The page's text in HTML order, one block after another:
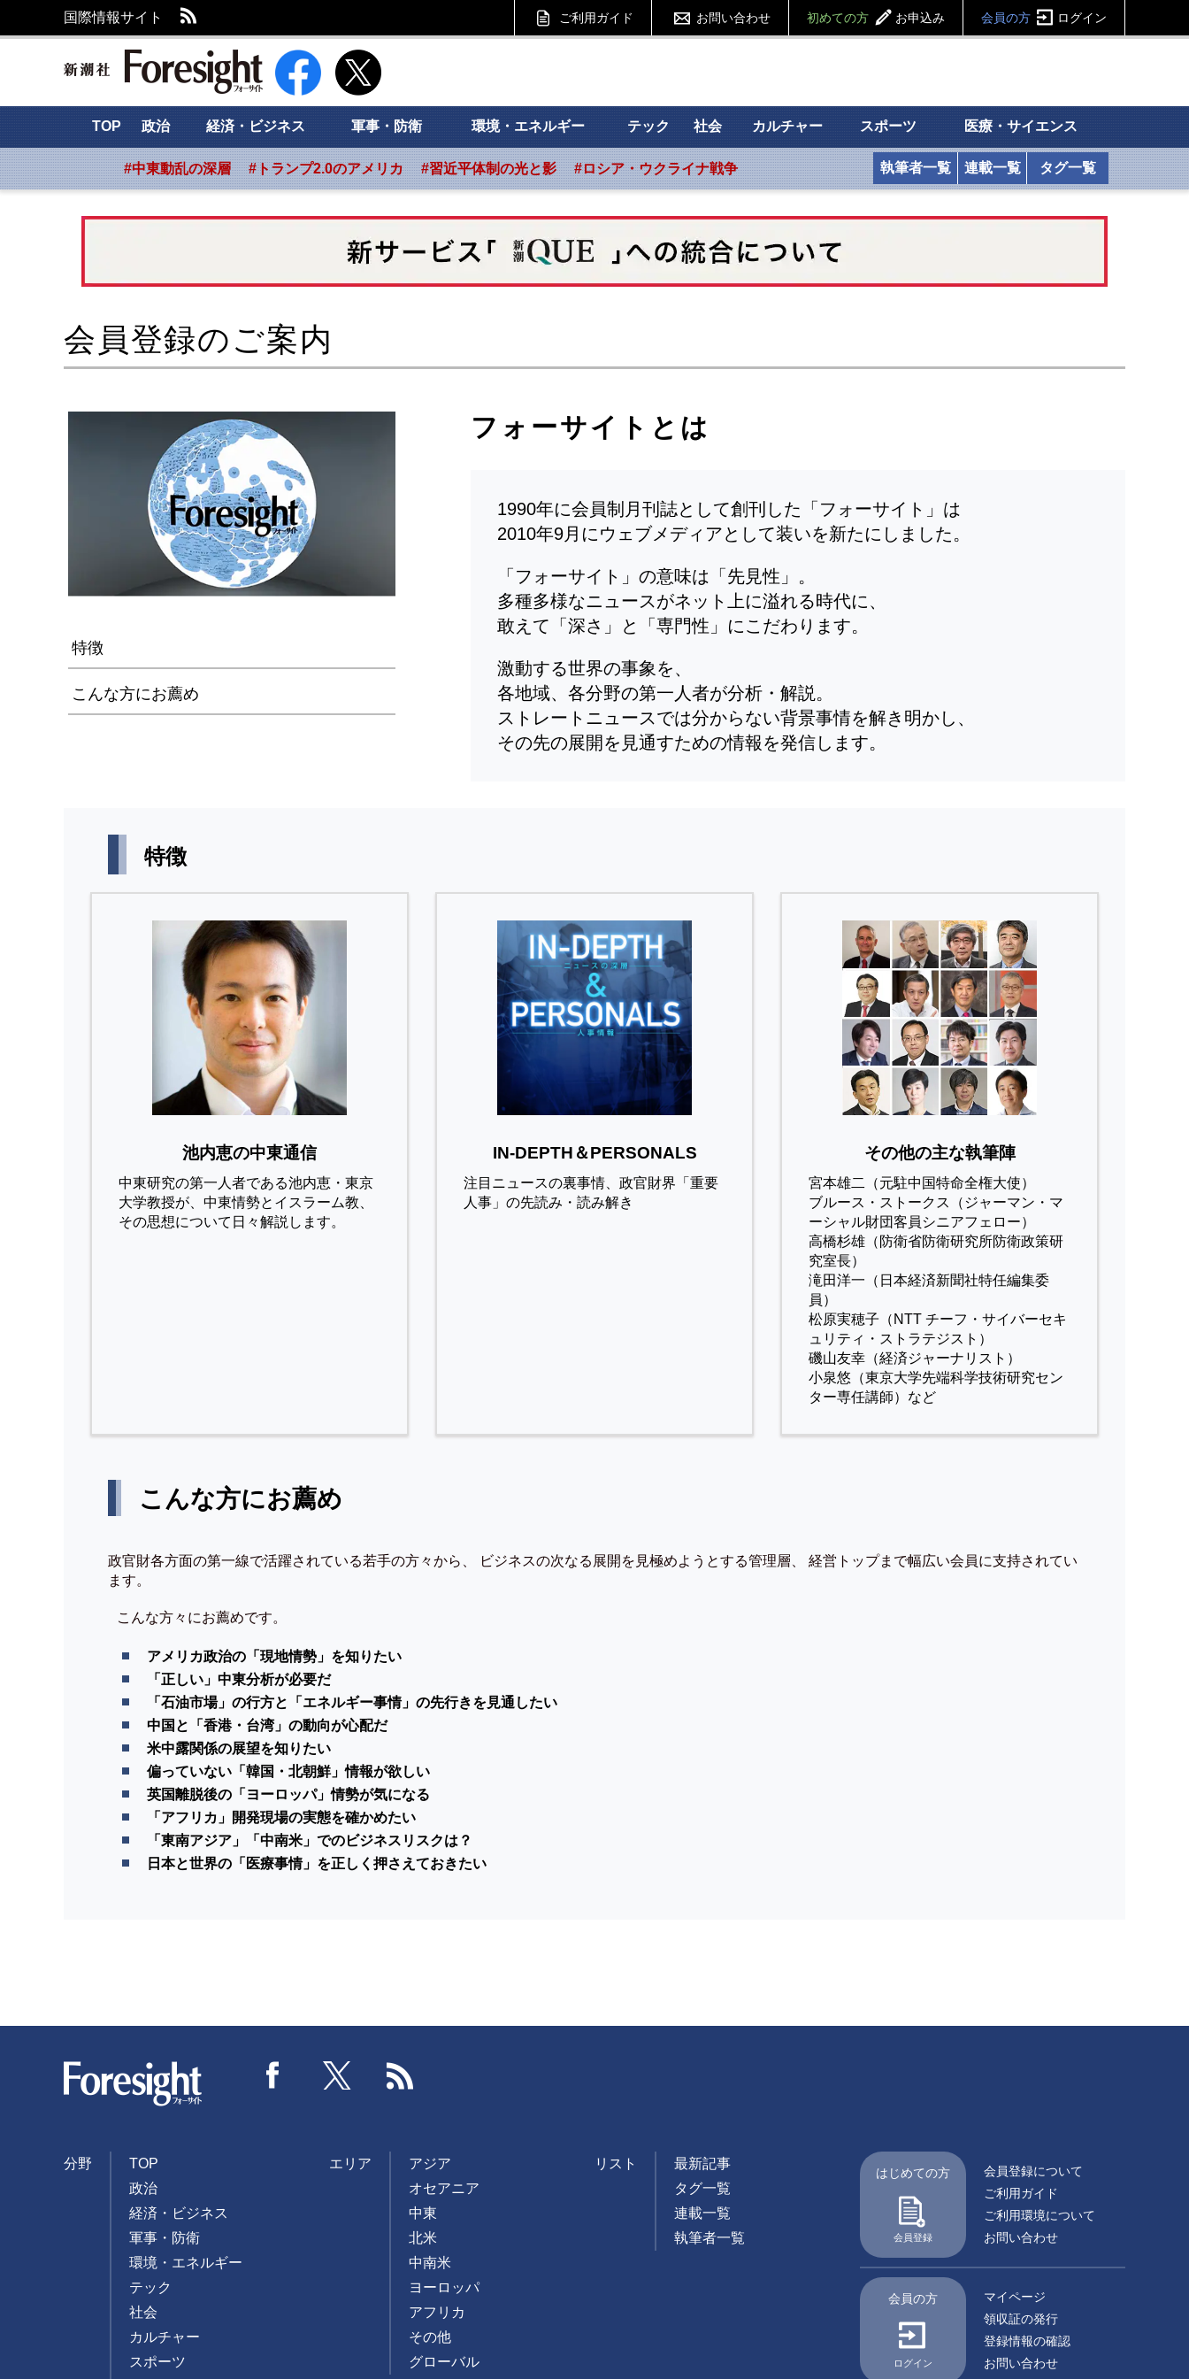
国際情報サイト ご利用ガイド お問い合わせ 初めての方 お申込み 会員の方 ログイン
新潮社 Foresight フォーサイト
TOP 政治 経済・ビジネス 軍事・防衛 環境・エネルギー テック 社会 カルチャー スポーツ 医療・サイエンス
#中東動乱の深層 #トランプ2.0のアメリカ #習近平体制の光と影 #ロシア・ウクライナ戦争 執筆者一覧 連載一覧 タグ一覧
会員登録のご案内
特徴
こんな方にお薦め
フォーサイトとは
1990年に会員制月刊誌として創刊した「フォーサイト」は
2010年9月にウェブメディアとして装いを新たにしました。
「フォーサイト」の意味は「先見性」。
多種多様なニュースがネット上に溢れる時代に、
敢えて「深さ」と「専門性」にこだわります。
激動する世界の事象を、
各地域、各分野の第一人者が分析・解説。
ストレートニュースでは分からない背景事情を解き明かし、
その先の展開を見通すための情報を発信します。
特徴
池内恵の中東通信
中東研究の第⼀⼈者である池内恵・東京
⼤学教授が、中東情勢とイスラーム教、
その思想について⽇々解説します。
IN-DEPTH＆PERSONALS
注目ニュースの裏事情、政官財界「重要
人事」の先読み・読み解き
その他の主な執筆陣
宮本雄二（元駐中国特命全権大使）
ブルース・ストークス（ジャーマン・マ
ーシャル財団客員シニアフェロー）
高橋杉雄（防衛省防衛研究所防衛政策研
究室長）
滝田洋一（日本経済新聞社特任編集委
員）
松原実穂子（NTT チーフ・サイバーセキ
ュリティ・ストラテジスト）
磯山友幸（経済ジャーナリスト）
小泉悠（東京大学先端科学技術研究セン
ター専任講師）など
こんな方にお薦め
政官財各方面の第一線で活躍されている若手の方々から、 ビジネスの次なる展開を見極めようとする管理層、 経営トップまで幅広い会員に支持されてい
ます。
こんな方々にお薦めです。
アメリカ政治の「現地情勢」を知りたい
「正しい」中東分析が必要だ
「石油市場」の行方と「エネルギー事情」の先行きを見通したい
中国と「香港・台湾」の動向が心配だ
米中露関係の展望を知りたい
偏っていない「韓国・北朝鮮」情報が欲しい
英国離脱後の「ヨーロッパ」情勢が気になる
「アフリカ」開発現場の実態を確かめたい
「東南アジア」「中南米」でのビジネスリスクは？
日本と世界の「医療事情」を正しく押さえておきたい
Facebook Twitter
分野
TOP
政治
経済・ビジネス
軍事・防衛
環境・エネルギー
テック
社会
カルチャー
スポーツ
エリア
アジア
オセアニア
中東
北米
中南米
ヨーロッパ
アフリカ
その他
グローバル
リスト
最新記事
タグ一覧
連載一覧
執筆者一覧
はじめての方
会員登録
会員登録について
ご利用ガイド
ご利用環境について
お問い合わせ
会員の方
ログイン
マイページ
領収証の発行
登録情報の確認
お問い合わせ